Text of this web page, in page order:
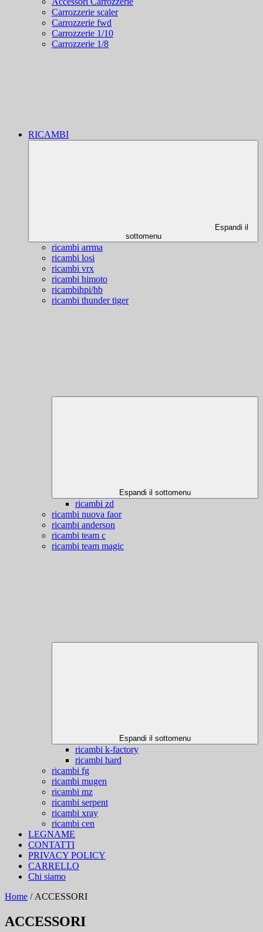
Carrozzerie scaler
Carrozzerie fwd
Carrozzerie 1/10
Carrozzerie 1/8
RICAMBI
Espandi il
sottomenu
ricambi arrma
ricambi losi
ricambi vrx
ricambi himoto
ricambihpi/hb
ricambi thunder tiger
Espandi il sottomenu
ricambi zd
ricambi nuova faor
ricambi anderson
ricambi team c
ricambi team magic
Espandi il sottomenu
ricambi k-factory
ricambi hard
ricambi fg
ricambi mugen
ricambi mz
ricambi serpent
ricambi xray
ricambi cen
LEGNAME
CONTATTI
PRIVACY POLICY
CARRELLO
Chi siamo
Home / ACCESSORI
ACCESSORI